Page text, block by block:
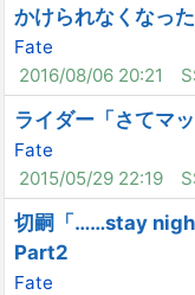
かけられなくなっ
Fate
2016/08/06 20:21
ライダー「さてマ
Fate
2015/05/29 22:19
切嗣「……stay night
Part2
Fate